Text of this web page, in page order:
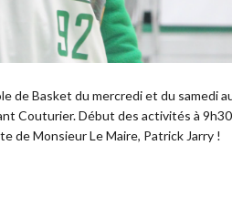
de Basket du mercredi et du samedi
Couturier. Début des activités à
de Monsieur Le Maire, Patrick Jarry !